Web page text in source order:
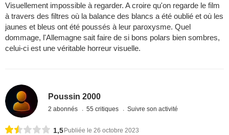
Visuellement impossible à regarder. A croire qu'on regarde le film
à travers des filtres où la balance des blancs a été oublié et où les
jaunes et bleus ont été poussés à leur paroxysme. Quel
dommage, l'Allemagne sait faire de si bons polars bien sombres,
celui-ci est une véritable horreur visuelle.
Poussin 2000
2 abonnés 55 critiques Suivre son activité
1,5Publiée le 26 octobre 2023